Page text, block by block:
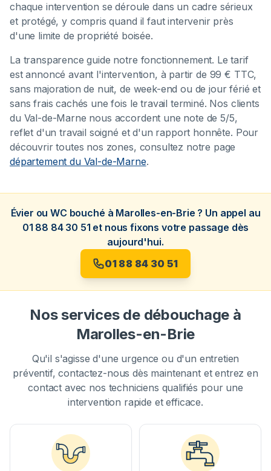
chaque intervention se déroule dans un cadre sérieux
et protégé, y compris quand il faut intervenir près
d'une limite de propriété boisée.
La transparence guide notre fonctionnement. Le tarif
est annoncé avant l'intervention, à partir de 99 € TTC,
sans majoration de nuit, de week-end ou de jour férié et
sans frais cachés une fois le travail terminé. Nos clients
du Val-de-Marne nous accordent une note de 5/5,
reflet d'un travail soigné et d'un rapport honnête. Pour
découvrir toutes nos zones, consultez notre page
département du Val-de-Marne.
Évier ou WC bouché à Marolles-en-Brie ? Un appel au
01 88 84 30 51 et nous fixons votre passage dès
aujourd'hui.
01 88 84 30 51
Nos services de débouchage à
Marolles-en-Brie
Qu'il s'agisse d'une urgence ou d'un entretien
préventif, contactez-nous dès maintenant et entrez en
contact avec nos techniciens qualifiés pour une
intervention rapide et efficace.